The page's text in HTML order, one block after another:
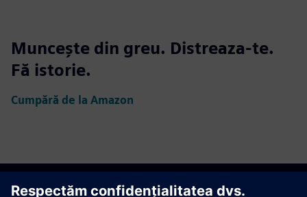
Muncește din greu. Distreaza-te.
Fă istorie.
Cumpără de la Amazon